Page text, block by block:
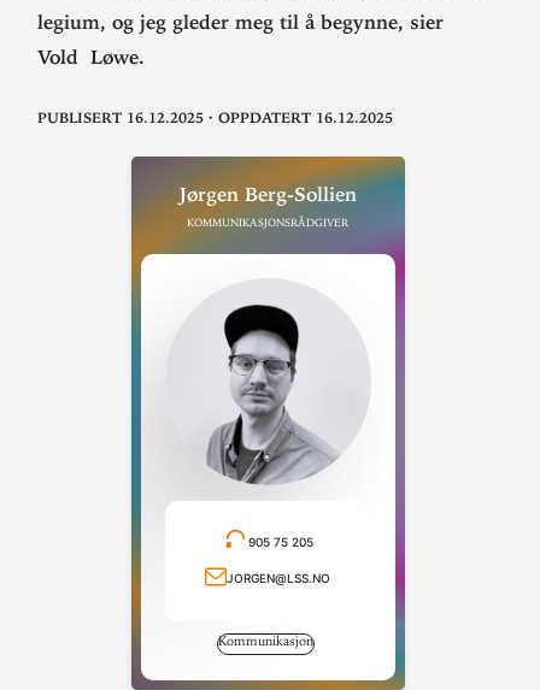
legium, og jeg gleder meg til å begynne, sier
Vold Løwe.
Publisert 16.12.2025· Oppdatert 16.12.2025
Jørgen Berg-Sollien
Kommunikasjonsrådgiver
905 75 205
Ring telefonnummer
jorgen@lss.no
Send e-post
Kommunikasjon